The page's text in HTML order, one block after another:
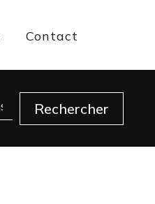
Contact